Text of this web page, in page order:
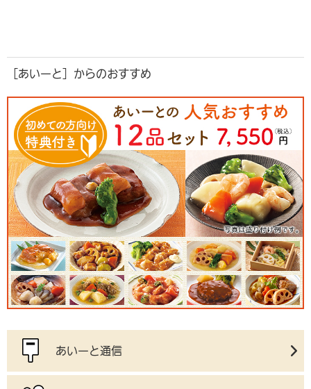
［あいーと］からのおすすめ
あいーと通信